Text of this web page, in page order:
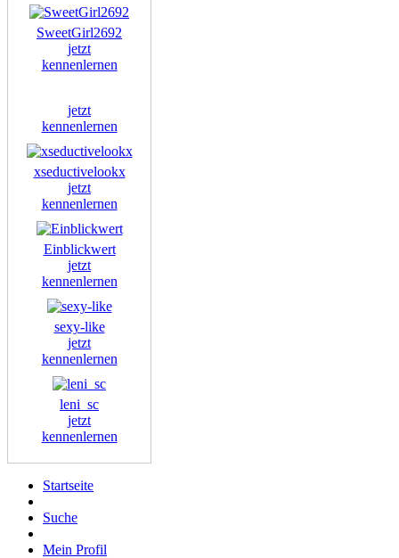
SweetGirl2692
jetzt
kennenlernen
jetzt
kennenlernen
xseductivelookx
jetzt
kennenlernen
Einblickwert
jetzt
kennenlernen
sexy-like
jetzt
kennenlernen
leni_sc
jetzt
kennenlernen
Startseite
Suche
Mein Profil